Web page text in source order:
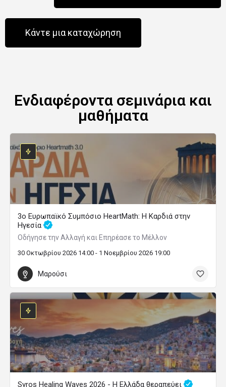
Κάντε μια καταχώρηση
Ενδιαφέροντα σεμινάρια και
μαθήματα
3ο Ευρωπαϊκό Συμπόσιο HeartMath: Η Καρδιά στην
Ηγεσία
Οδήγησε την Αλλαγή και Επηρέασε το Μέλλον
30 Οκτωβρίου 2026 14:00 - 1 Νοεμβρίου 2026 19:00
Μαρούσι
Syros Healing Waves 2026 - Η Ελλάδα θεραπεύει